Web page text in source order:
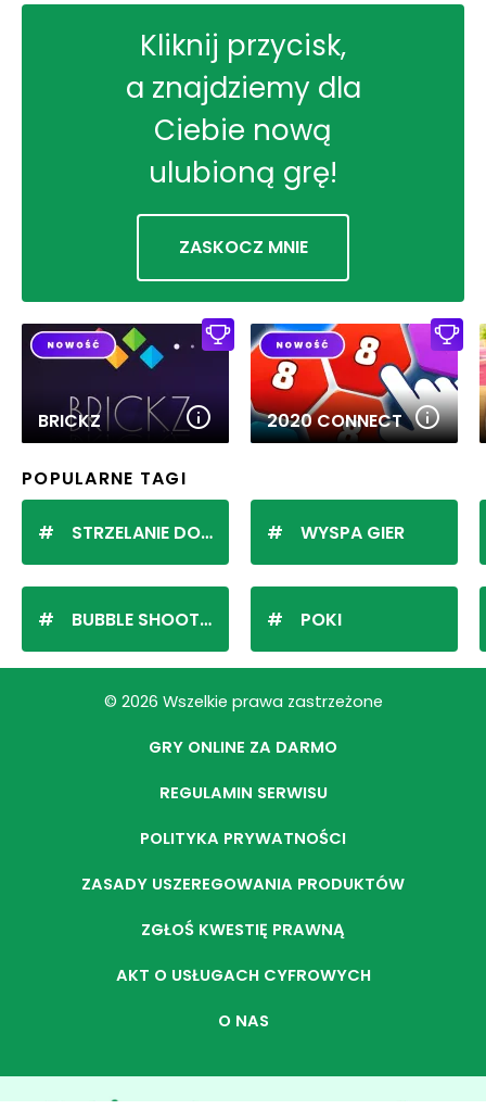
Kliknij przycisk,
a znajdziemy dla
Ciebie nową
ulubioną grę!
ZASKOCZ MNIE
BRICKZ 2020 CONNECT
POPULARNE TAGI
STRZELANIE DO KULEK
BUBBLE SHOOTER
WYSPA GIER
POKI
© 2026 Wszelkie prawa zastrzeżone
GRY ONLINE ZA DARMO
REGULAMIN SERWISU
POLITYKA PRYWATNOŚCI
ZASADY USZEREGOWANIA PRODUKTÓW
ZGŁOŚ KWESTIĘ PRAWNĄ
AKT O USŁUGACH CYFROWYCH
O NAS